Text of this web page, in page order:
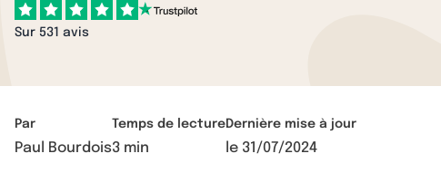
Sur 531 avis
Par
Paul Bourdois
Temps de lecture
3 min
Dernière mise à jour
le 31/07/2024